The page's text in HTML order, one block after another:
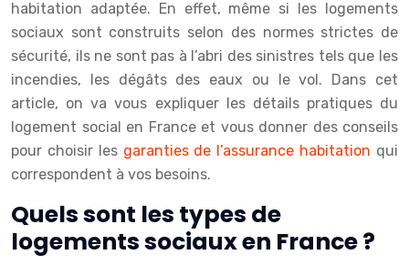
habitation adaptée. En effet, même si les logements
sociaux sont construits selon des normes strictes de
sécurité, ils ne sont pas à l’abri des sinistres tels que les
incendies, les dégâts des eaux ou le vol. Dans cet
article, on va vous expliquer les détails pratiques du
logement social en France et vous donner des conseils
pour choisir les garanties de l’assurance habitation qui
correspondent à vos besoins.
Quels sont les types de
logements sociaux en France ?